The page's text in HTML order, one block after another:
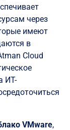
через
имеют
в
Cloud
ИТ-
VMware,